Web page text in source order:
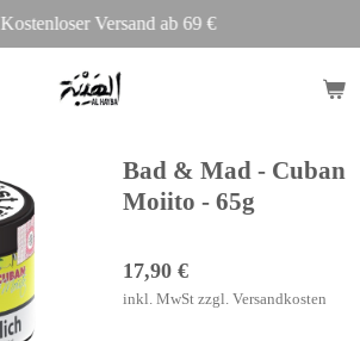
Kostenloser Versand ab 69 €
Bad & Mad - Cuban
Moiito - 65g
17,90 €
inkl. MwSt zzgl. Versandkosten